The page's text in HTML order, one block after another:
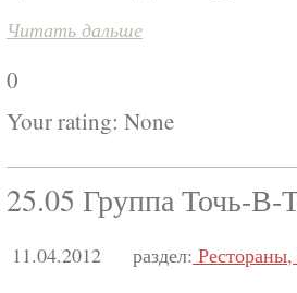
Читать дальше
0
Your rating: None
25.05 Группа Точь-В-
11.04.2012 раздел: